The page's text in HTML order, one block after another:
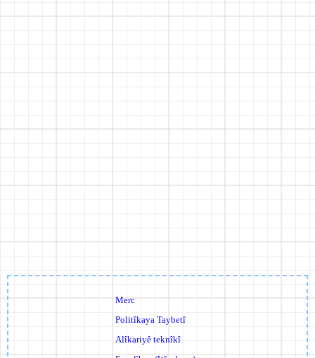
Merc
Politîkaya Taybetî
Alîkariyê teknîkî